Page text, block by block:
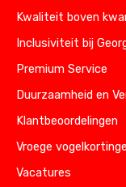
Kwaliteit boven
Inclusiviteit bij
Premium Service
Duurzaamheid en
Klantbeoordelingen
Vroege
Vacatures